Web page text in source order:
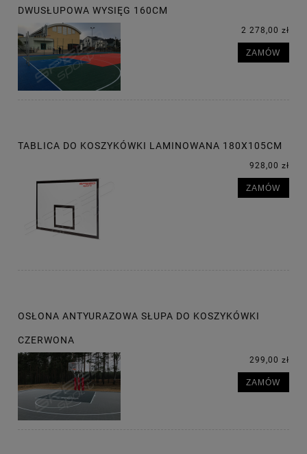
DWUSŁUPOWA WYSIĘG 160CM
2 278,00 zł
ZAMÓW
TABLICA DO KOSZYKÓWKI LAMINOWANA 180X105CM
928,00 zł
ZAMÓW
OSŁONA ANTYURAZOWA SŁUPA DO KOSZYKÓWKI
CZERWONA
299,00 zł
ZAMÓW